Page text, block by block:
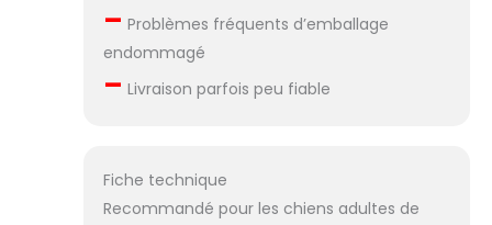
– Problèmes fréquents d’emballage
endommagé
– Livraison parfois peu fiable
Fiche technique
Recommandé pour les chiens adultes de